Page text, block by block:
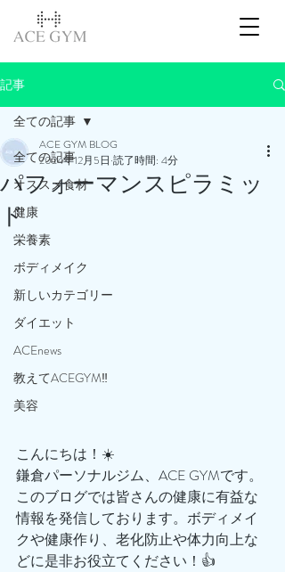
記事
全ての記事
オススメ食材
健康
栄養素
ボディメイク
新しいカテゴリー
ダイエット
ACEnews
教えてACEGYM‼️
美容
全ての記事
パフォーマンスピラミッ
ド
ACE GYM BLOG
2024年12月5日 読了時間: 4分
こんにちは！☀️
鎌倉パーソナルジム、ACE GYMです。
このブログでは皆さんの健康に有益な
情報を発信しております。ボディメイ
クや健康作り、老化防止や体力向上な
どに是非お役立てください！👍